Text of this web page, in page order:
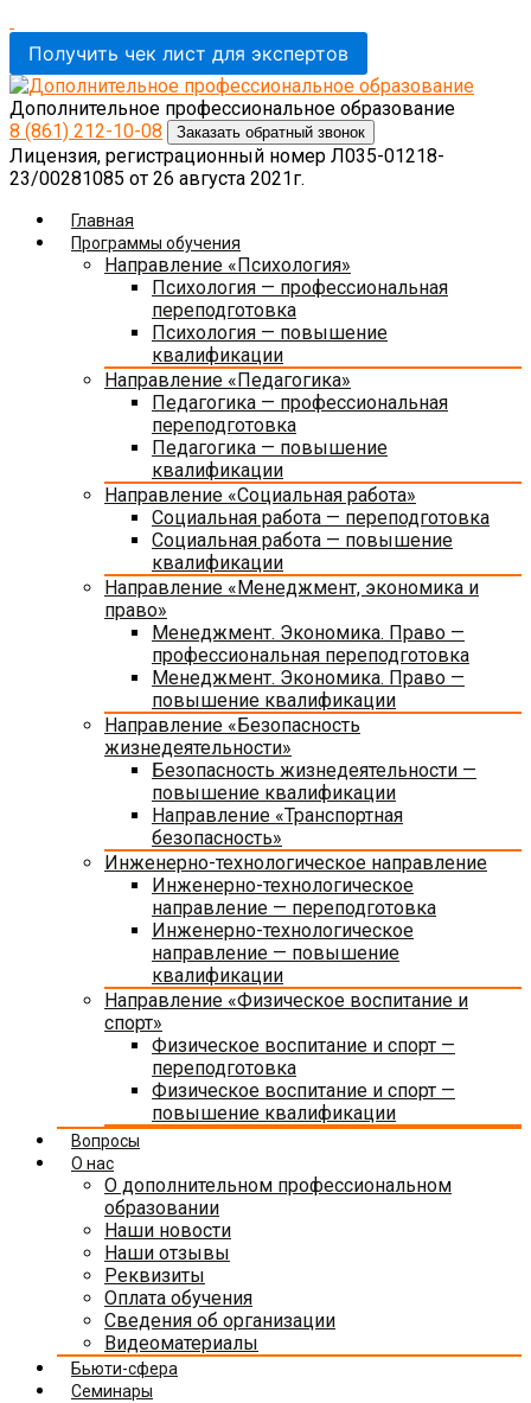
Получить чек лист для экспертов
Дополнительное профессиональное образование
8 (861) 212-10-08 Заказать обратный звонок
Лицензия, регистрационный номер Л035-01218-
23/00281085 от 26 августа 2021г.
Главная
Программы обучения
Направление «Психология»
Психология — профессиональная
переподготовка
Психология — повышение
квалификации
Направление «Педагогика»
Педагогика — профессиональная
переподготовка
Педагогика — повышение
квалификации
Направление «Социальная работа»
Социальная работа — переподготовка
Социальная работа — повышение
квалификации
Направление «Менеджмент, экономика и
право»
Менеджмент. Экономика. Право —
профессиональная переподготовка
Менеджмент. Экономика. Право —
повышение квалификации
Направление «Безопасность
жизнедеятельности»
Безопасность жизнедеятельности —
повышение квалификации
Направление «Транспортная
безопасность»
Инженерно-технологическое направление
Инженерно-технологическое
направление — переподготовка
Инженерно-технологическое
направление — повышение
квалификации
Направление «Физическое воспитание и
спорт»
Физическое воспитание и спорт —
переподготовка
Физическое воспитание и спорт —
повышение квалификации
Вопросы
О нас
О дополнительном профессиональном
образовании
Наши новости
Наши отзывы
Реквизиты
Оплата обучения
Сведения об организации
Видеоматериалы
Бьюти-сфера
Семинары